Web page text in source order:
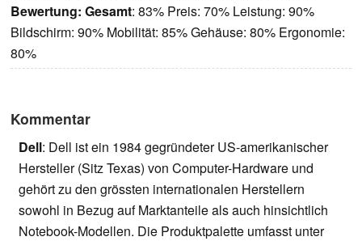
Bewertung: Gesamt: 83% Preis: 70% Leistung: 90%
Bildschirm: 90% Mobilität: 85% Gehäuse: 80% Ergonomie:
80%
Kommentar
Dell: Dell ist ein 1984 gegründeter US-amerikanischer
Hersteller (Sitz Texas) von Computer-Hardware und
gehört zu den grössten internationalen Herstellern
sowohl in Bezug auf Marktanteile als auch hinsichtlich
Notebook-Modellen. Die Produktpalette umfasst unter